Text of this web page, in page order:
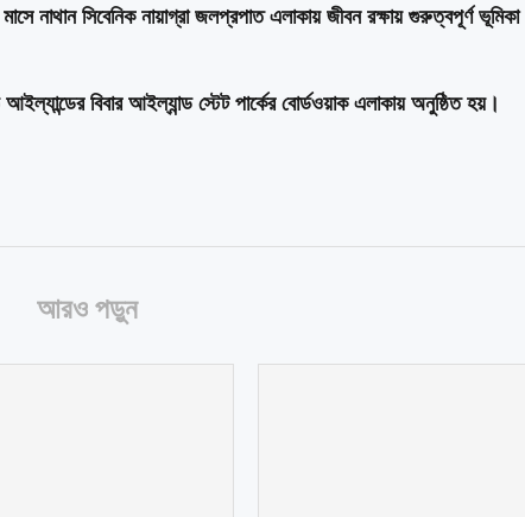
নাথান সিবেনিক নায়াগ্রা জলপ্রপাত এলাকায় জীবন রক্ষায় গুরুত্বপূর্ণ ভূমিকা
বিবার আইল্যান্ড স্টেট পার্কের বোর্ডওয়াক এলাকায় অনুষ্ঠিত হয়।
আরও পড়ুন